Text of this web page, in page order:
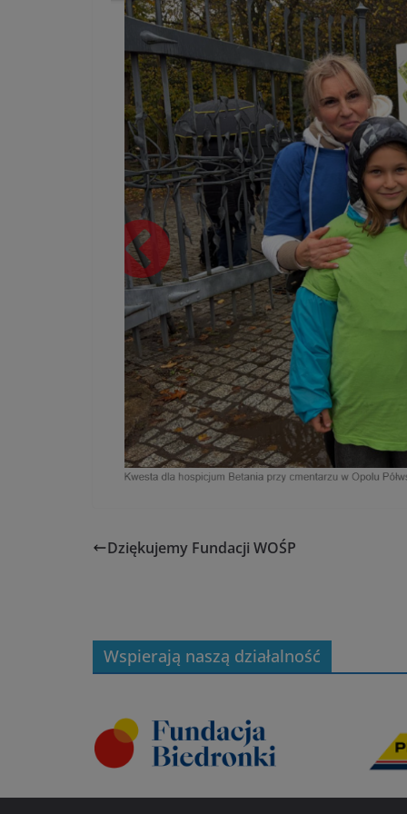
Dziękujemy Fundacji WOŚP
Wspierają naszą działalność